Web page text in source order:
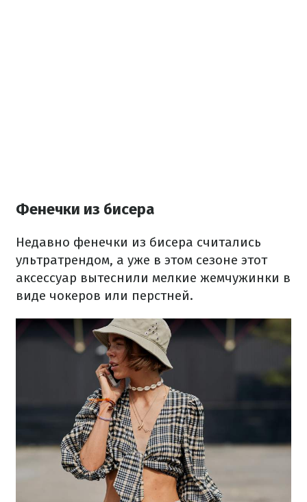
Фенечки из бисера
Недавно фенечки из бисера считались
ультратрендом, а уже в этом сезоне этот
аксессуар вытеснили мелкие жемчужинки в
виде чокеров или перстней.